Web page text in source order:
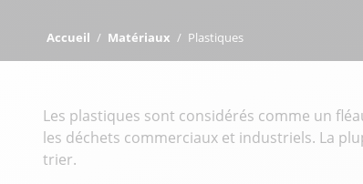
Accueil / Matériaux / Plastiques
Les plastiques sont considérés comme un
les déchets commerciaux et industriels. La
trier.